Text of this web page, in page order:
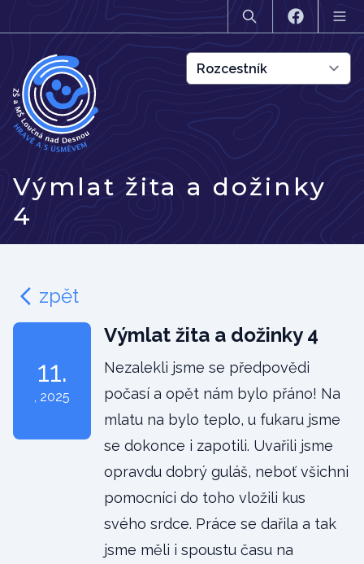
Výmlat žita a dožinky
4
zpět
11.
, 2025
Výmlat žita a dožinky 4
Nezalekli jsme se předpovědi
počasí a opět nám bylo přáno! Na
mlatu na bylo teplo, u fukaru jsme
se dokonce i zapotili. Uvařili jsme
opravdu dobrý guláš, neboť všichni
pomocníci do toho vložili kus
svého srdce. Práce se dařila a tak
jsme měli i spoustu času na